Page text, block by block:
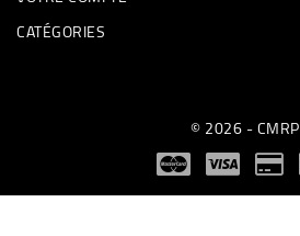
CATÉGORIES
© 2026 - CMRP